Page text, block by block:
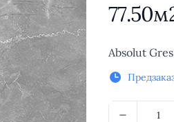
Описание
Absolut